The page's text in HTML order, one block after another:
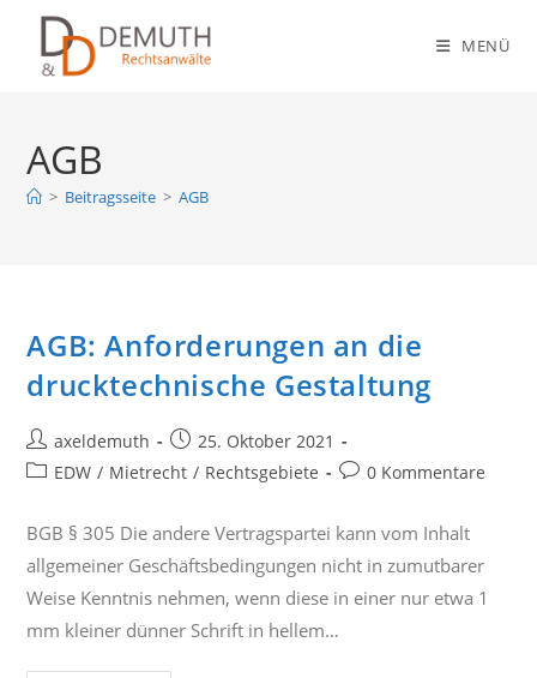
springen
MENÜ
AGB
> Beitragsseite > AGB
AGB: Anforderungen an die
drucktechnische Gestaltung
Beitrags-
Autor:
axeldemuth
Beitrag
veröffentlicht:
25. Oktober 2021
Beitrags-
EDW / Mietrecht / Rechtsgebiete
Beitrags-
0 Kommentare
BGB § 305 Die andere Vertragspartei kann vom Inhalt
allgemeiner Geschäftsbedingungen nicht in zumutbarer
Weise Kenntnis nehmen, wenn diese in einer nur etwa 1
mm kleiner dünner Schrift in hellem…